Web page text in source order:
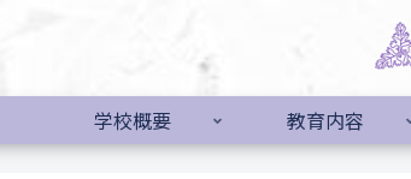
学校概要 教育内容